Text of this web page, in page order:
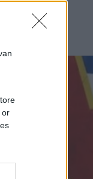
or
za grudi
više